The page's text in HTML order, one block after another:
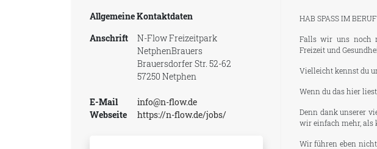
Allgemeine Kontaktdaten
Anschrift
N-Flow Freizeitpark
NetphenBrauers
Brauersdorfer Str. 52-62
57250 Netphen
E-Mail
info@n-flow.de
Webseite
https://n-flow.de/jobs/
HAB SPASS IM
Falls wir uns noch
Freizeit und
Vielleicht kennst du
Wenn du das hier
Denn dank unserer
wir einfach mehr, als
Wir führen eben